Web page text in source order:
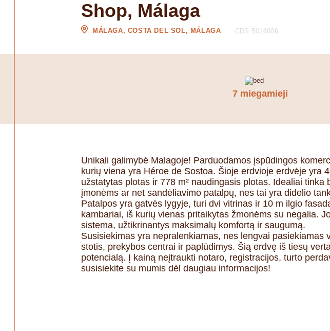
Shop, Málaga
MÁLAGA, COSTA DEL SOL, MÁLAGA CDS 5014006
7 miegamieji
Unikali galimybė Malagoje! Parduodamos įspūdingos
kurių viena yra Héroe de Sostoa. Šioje erdvioje erdvėje yra
užstatytas plotas ir 778 m² naudingasis plotas. Idealiai
įmonėms ar net sandėliavimo patalpų, nes tai yra didelio
Patalpos yra gatvės lygyje, turi dvi vitrinas ir 10 m ilgio
kambariai, iš kurių vienas pritaikytas žmonėms su negalia.
sistema, užtikrinantys maksimalų komfortą ir saugumą.
Susisiekimas yra nepralenkiamas, nes lengvai
stotis, prekybos centrai ir paplūdimys. Šią erdvę iš tiesų
potencialą. Į kainą neįtraukti notaro, registracijos, turto
susisiekite su mumis dėl daugiau informacijos!